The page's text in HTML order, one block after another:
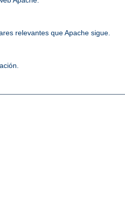
relevantes que Apache sigue.